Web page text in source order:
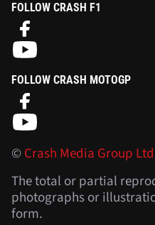
FOLLOW CRASH F1
FOLLOW CRASH MOTOGP
©Crash Media Group Ltd
The total or partial
photographs or
form.